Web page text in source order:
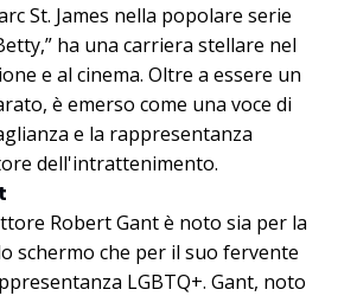
St. James nella popolare serie
ha una carriera stellare nel
e al cinema. Oltre a essere un
è emerso come una voce di
e la rappresentanza
dell'intrattenimento.
Robert Gant è noto sia per la
schermo che per il suo fervente
LGBTQ+. Gant, noto